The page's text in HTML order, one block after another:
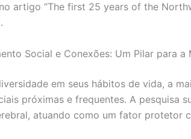
artigo “The first 25 years of the
Social e Conexões: Um Pilar para a
em seus hábitos de vida, a
próximas e frequentes. A pesquisa
atuando como um fator protetor